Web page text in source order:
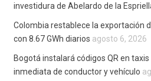
investidura de Abelardo de la
Colombia restablece la exportación
con 8.67 GWh diarios agosto 6, 2026
Bogotá instalará códigos QR en
inmediata de conductor y vehículo